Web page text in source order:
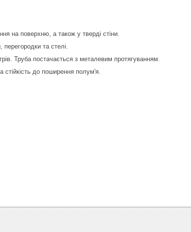
на поверхню, а також у тверді стіни.
та стелі.
Труба постачається з металевим протягуванням.
стійкість до поширення полум'я.